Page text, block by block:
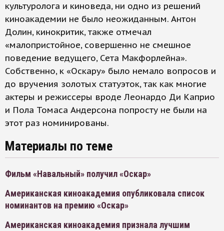
культуролога и киноведа, ни одно из решений
киноакадемии не было неожиданным. Антон
Долин, кинокритик, также отмечал
«малопристойное, совершенно не смешное
поведение ведущего, Сета Макфорлейна».
Собственно, к «Оскару» было немало вопросов и
до вручения золотых статуэток, так как многие
актеры и режиссеры вроде Леонардо Ди Каприо
и Пола Томаса Андерсона попросту не были на
этот раз номинированы.
Материалы по теме
Фильм «Навальный» получил «Оскар»
Американская киноакадемия опубликовала список
номинантов на премию «Оскар»
Американская киноакадемия признала лучшим